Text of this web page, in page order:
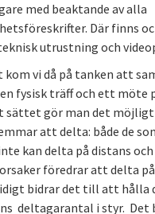
med beaktande av alla
Där finns
utrustning och
kom vi då på tanken att
fysisk träff och ett möte
sättet gör man det
att delta: både de
kan delta på distans och
föredrar att delta
bidrar det till att hålla
deltagarantal i styr. Det